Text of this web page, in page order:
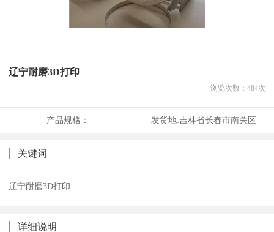
辽宁耐磨3D打印
浏览次数： 484次
产品规格： 发货地:吉林省长春市南关区
关键词
辽宁耐磨3D打印
详细说明